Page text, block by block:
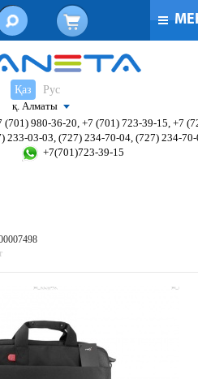
Қаз
Рус
қ. Алматы
(701) 980-36-20, +7 (701) 723-39-15, +7
233-03-03, (727) 234-70-04, (727) 234-
+7(701)723-39-15